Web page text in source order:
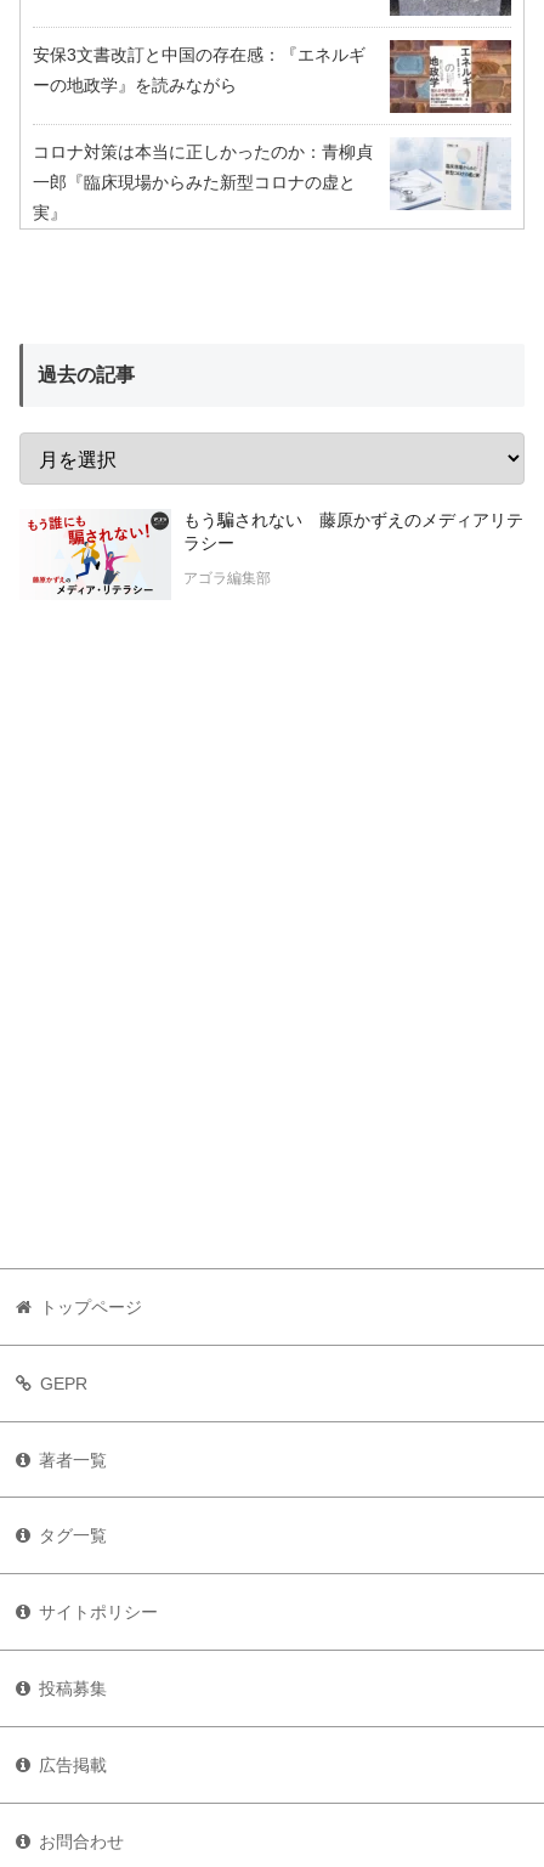
安保3文書改訂と中国の存在感：『エネルギ
ーの地政学』を読みながら
コロナ対策は本当に正しかったのか：青柳貞
一郎『臨床現場からみた新型コロナの虚と
実』
過去の記事
もう騙されない 藤原かずえのメディアリテ
ラシー
アゴラ編集部
トップページ
GEPR
著者一覧
タグ一覧
サイトポリシー
投稿募集
広告掲載
お問合わせ